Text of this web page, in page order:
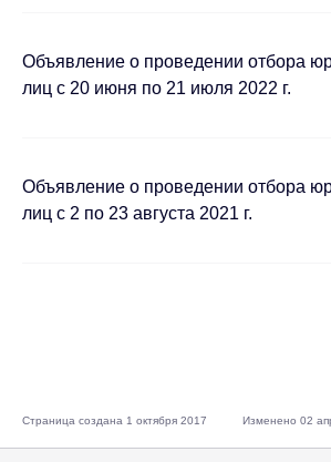
Объявление о проведении отбора
лиц с 20 июня по 21 июля 2022 г.
Объявление о проведении отбора
лиц с 2 по 23 августа 2021 г.
Страница создана 1 октября 2017 Изменено 02